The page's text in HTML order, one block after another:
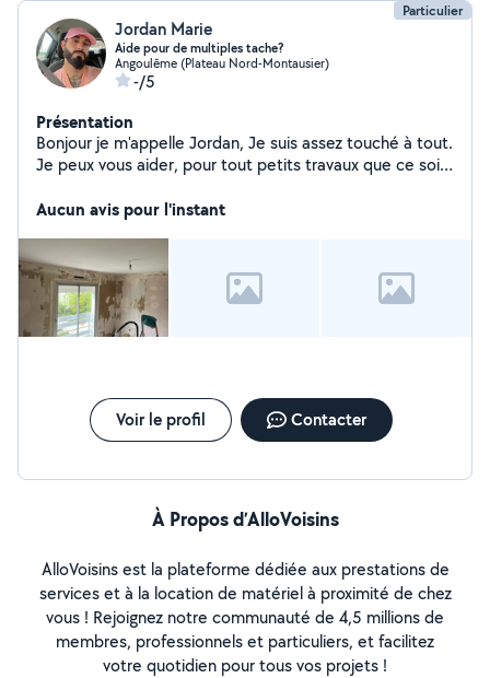
Particulier
Jordan Marie
Aide pour de multiples tache?
Angoulême (Plateau Nord-Montausier)
-/5
Présentation
Bonjour je m'appelle Jordan, Je suis assez touché à tout.
Je peux vous aider, pour tout petits travaux que ce soit
tâches
Aucun avis pour l'instant
Voir le profil Contacter
À Propos d’AlloVoisins
AlloVoisins est la plateforme dédiée aux prestations de
services et à la location de matériel à proximité de chez
vous ! Rejoignez notre communauté de 4,5 millions de
membres, professionnels et particuliers, et facilitez
votre quotidien pour tous vos projets !